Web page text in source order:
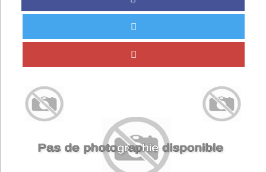
Abonnez-vous à LettrAsso
Menu général
ServiceAsso
Partager